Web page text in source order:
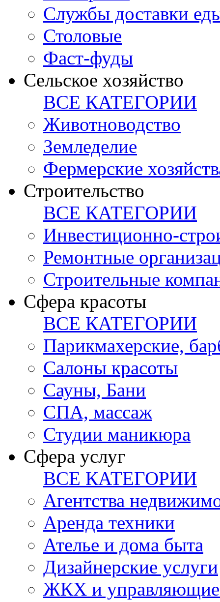
Службы доставки
Столовые
Фаст-фуды
Сельское хозяйство
ВСЕ КАТЕГОРИИ
Животноводство
Земледелие
Фермерские
Строительство
ВСЕ КАТЕГОРИИ
Инвестиционно-
Ремонтные
Строительные
Сфера красоты
ВСЕ КАТЕГОРИИ
Парикмахерские,
Салоны красоты
Сауны, Бани
СПА, массаж
Студии маникюра
Сфера услуг
ВСЕ КАТЕГОРИИ
Агентства
Аренда техники
Ателье и дома быта
Дизайнерские услуги
ЖКХ и управляющие